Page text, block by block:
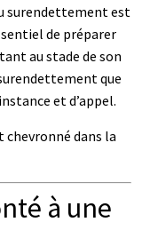
surendettement est
de préparer
au stade de son
que
et d’appel.
chevronné dans la
à une